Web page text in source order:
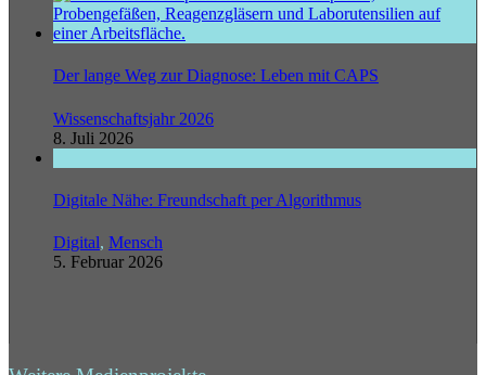
Der lange Weg zur Diagnose: Leben mit CAPS
Wissenschaftsjahr 2026
8. Juli 2026
Digitale Nähe: Freundschaft per Algorithmus
Digital, Mensch
5. Februar 2026